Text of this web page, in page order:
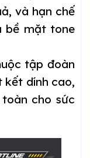
và hạn chế
bề mặt tone
tập đoàn
kết dính cao,
cho sức